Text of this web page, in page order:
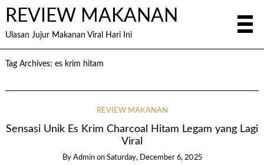
REVIEW MAKANAN
Ulasan Jujur Makanan Viral Hari Ini
Tag Archives: es krim hitam
REVIEW MAKANAN
Sensasi Unik Es Krim Charcoal Hitam Legam yang Lagi
Viral
By Admin on Saturday, December 6, 2025